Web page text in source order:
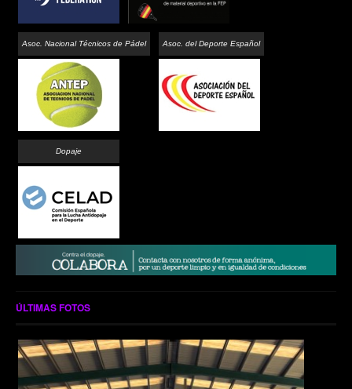
Asoc. Nacional Técnicos de Pádel Asoc. del Deporte Español
Dopaje
ÚLTIMAS FOTOS